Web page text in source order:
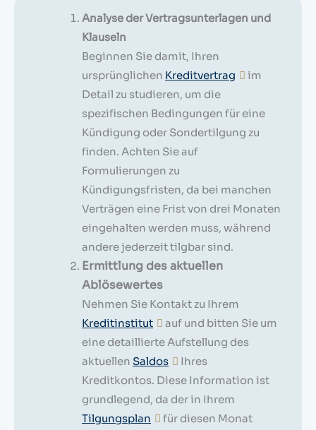
Analyse der Vertragsunterlagen und
Klauseln
Beginnen Sie damit, Ihren
ursprünglichen Kreditvertrag
im
Detail zu studieren, um die
spezifischen Bedingungen für eine
Kündigung oder Sondertilgung zu
finden. Achten Sie auf
Formulierungen zu
Kündigungsfristen, da bei manchen
Verträgen eine Frist von drei Monaten
eingehalten werden muss, während
andere jederzeit tilgbar sind.
Ermittlung des aktuellen
Ablösewertes
Nehmen Sie Kontakt zu Ihrem
Kreditinstitut
auf und bitten Sie um
eine detaillierte Aufstellung des
aktuellen Saldos
Ihres
Kreditkontos. Diese Information ist
grundlegend, da der in Ihrem
Tilgungsplan
für diesen Monat